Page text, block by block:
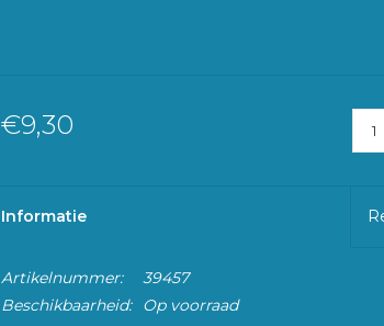
€9,30
Informatie
Artikelnummer:
39457
Beschikbaarheid:
Op voorraad